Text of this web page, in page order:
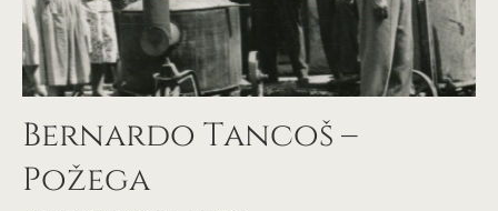
Bernardo Tancoš –
Požega